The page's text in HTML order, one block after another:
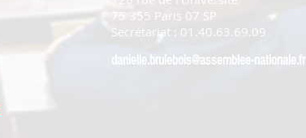
75 355 Paris 07 SP
Secrétariat : 01.40.63.69.09
danielle.brulebois@assemblee-nationale.fr